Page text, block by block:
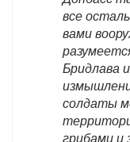
все
вами
Бридлава
солдаты
грибами и